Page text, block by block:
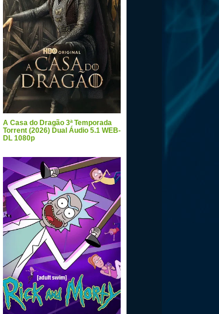
A Casa do Dragão 3ª Temporada
Torrent (2026) Dual Áudio 5.1 WEB-
DL 1080p